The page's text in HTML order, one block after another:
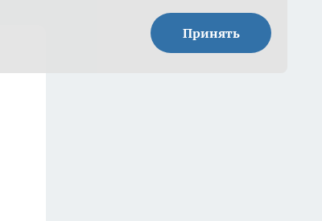
Принять